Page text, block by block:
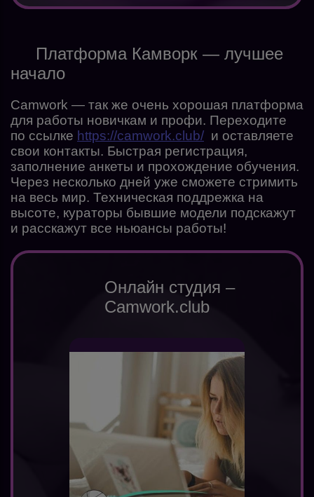
Платформа Камворк — лучшее
начало
Camwork — так же очень хорошая платформа
для работы новичкам и профи. Переходите
по ссылке https://camwork.club/ и оставляете
свои контакты. Быстрая регистрация,
заполнение анкеты и прохождение обучения.
Через несколько дней уже сможете стримить
на весь мир. Техническая поддрежка на
высоте, кураторы бывшие модели подскажут
и расскажут все ньюансы работы!
Онлайн студия –
Camwork.club